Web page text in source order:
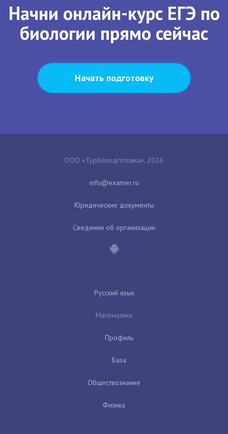
Начни онлайн-курс ЕГЭ по
биологии прямо сейчас
Начать подготовку
ООО «Турбоподготовка», 2026
Юридические документы
Сведения об организации
Русский язык
Математика
Профиль
База
Обществознание
Физика